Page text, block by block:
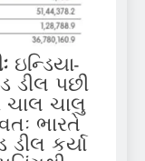
ઇન્ડિયા-
ડીલ પછી
ચાલ ચાલુ
ભારતે
કર્યા